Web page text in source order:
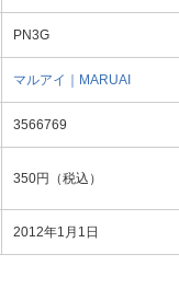
PN3G
マルアイ｜MARUAI
3566769
350円（税込）
2012年1月1日